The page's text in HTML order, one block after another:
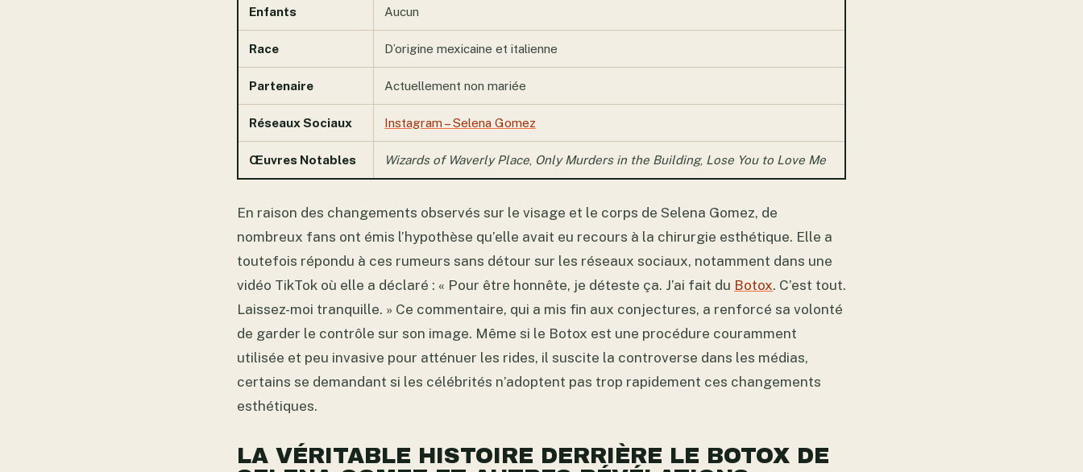
Enfants Aucun
Race D’origine mexicaine et italienne
Partenaire Actuellement non mariée
Réseaux Sociaux Instagram – Selena Gomez
Œuvres Notables Wizards of Waverly Place, Only Murders in the Building, Lose You to Love Me
En raison des changements observés sur le visage et le corps de Selena Gomez, de
nombreux fans ont émis l’hypothèse qu’elle avait eu recours à la chirurgie esthétique. Elle a
toutefois répondu à ces rumeurs sans détour sur les réseaux sociaux, notamment dans une
vidéo TikTok où elle a déclaré : « Pour être honnête, je déteste ça. J’ai fait du Botox. C’est tout.
Laissez-moi tranquille. » Ce commentaire, qui a mis fin aux conjectures, a renforcé sa volonté
de garder le contrôle sur son image. Même si le Botox est une procédure couramment
utilisée et peu invasive pour atténuer les rides, il suscite la controverse dans les médias,
certains se demandant si les célébrités n’adoptent pas trop rapidement ces changements
esthétiques.
LA VÉRITABLE HISTOIRE DERRIÈRE LE BOTOX DE